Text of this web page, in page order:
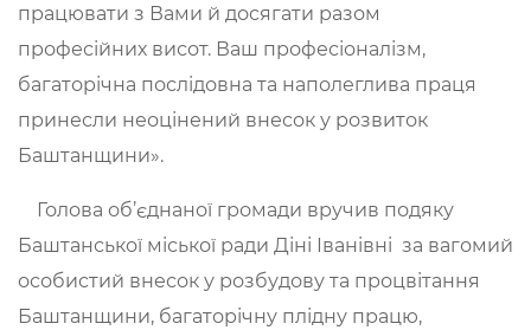
працювати з Вами й досягати разом
професійних висот. Ваш професіоналізм,
багаторічна послідовна та наполеглива праця
принесли неоцінений внесок у розвиток
Баштанщини».
Голова об’єднаної громади вручив подяку
Баштанської міської ради Діні Іванівні за вагомий
особистий внесок у розбудову та процвітання
Баштанщини, багаторічну плідну працю,